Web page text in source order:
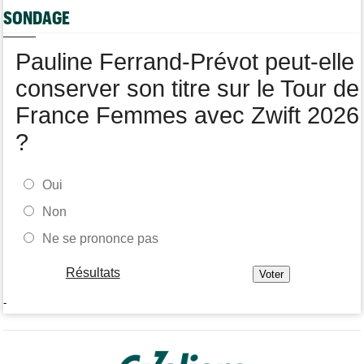
semaine
SONDAGE
Pauline Ferrand-Prévot peut-elle
conserver son titre sur le Tour de
France Femmes avec Zwift 2026
?
Oui
Non
Ne se prononce pas
Résultats
-